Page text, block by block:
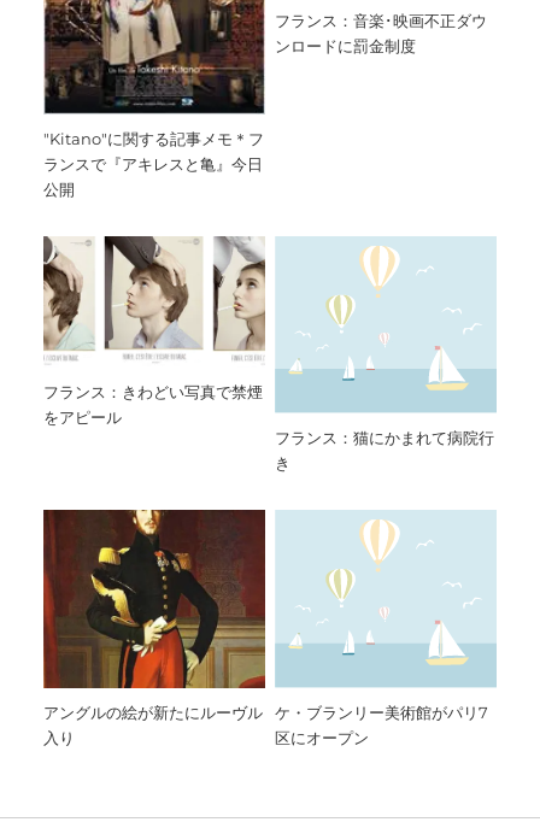
"Kitano"に関する記事メモ＊フ
ランスで『アキレスと亀』今日
公開
フランス：音楽･映画不正ダウ
ンロードに罰金制度
フランス：きわどい写真で禁煙
をアピール
フランス：猫にかまれて病院行
き
アングルの絵が新たにルーヴル
入り
ケ・ブランリー美術館がパリ7
区にオープン